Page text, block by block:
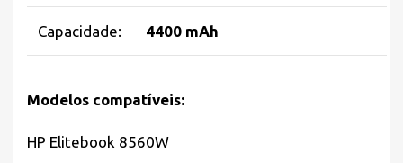
Capacidade: 4400 mAh
Modelos compatíveis:
HP Elitebook 8560W